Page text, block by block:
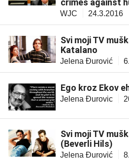
crimes against
WJC 24.3.2016
Svi moji TV
Katalano
Jelena Đurović
Ego kroz Ekov
Jelena Đurovic
Svi moji TV
(Beverli Hils)
Jelena Đurović